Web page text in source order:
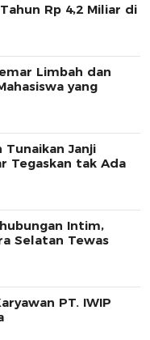
Rp 4,2 Miliar di
Limbah dan
yang
Tunaikan Janji
Tegaskan tak Ada
Intim,
Selatan Tewas
PT. IWIP